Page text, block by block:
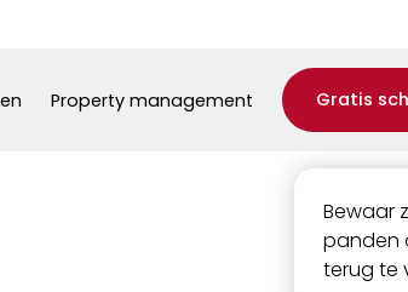
Property management Gratis
Bewaar
panden
terug te